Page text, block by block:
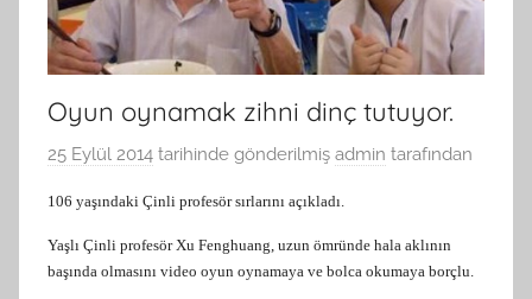
Oyun oynamak zihni dinç tutuyor.
25 Eylül 2014 tarihinde gönderilmiş admin tarafından
106 yaşındaki Çinli profesör sırlarını açıkladı.
Yaşlı Çinli profesör Xu Fenghuang, uzun ömründe hala aklının
başında olmasını video oyun oynamaya ve bolca okumaya borçlu.